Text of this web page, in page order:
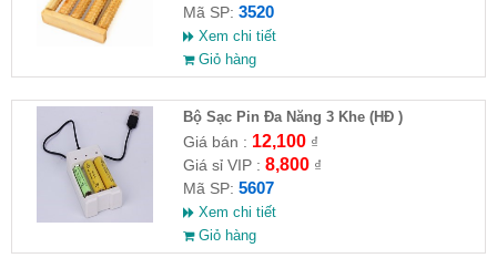
Mã SP: 3520
Xem chi tiết
Giỏ hàng
Bộ Sạc Pin Đa Năng 3 Khe (HĐ )
Giá bán : 12,100₫
Giá sỉ VIP : 8,800₫
Mã SP: 5607
Xem chi tiết
Giỏ hàng